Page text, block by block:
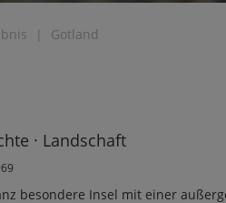
Gotland
· Landschaft
besondere Insel mit einer